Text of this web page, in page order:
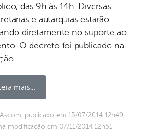
das 9h às 14h. Diversas
e autarquias estarão
diretamente no suporte ao
O decreto foi publicado na
mais...
publicado em 15/07/2014 12h49,
modificação em 07/11/2014 12h51